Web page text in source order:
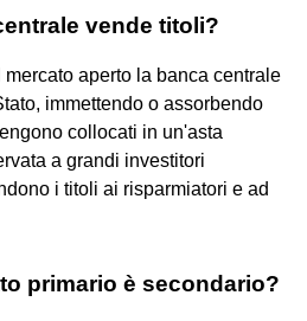
vende titoli?
aperto la banca centrale
immettendo o assorbendo
collocati in un'asta
a grandi investitori
i titoli ai risparmiatori e ad
primario è secondario?